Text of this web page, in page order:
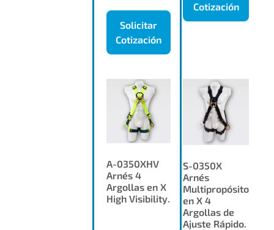
Solicitar
Cotización
Cotización
A-0350XHV
Arnés 4
Argollas en X
High Visibility.
S-0350X
Arnés
Multipropósito
en X 4
Argollas de
Ajuste Rápido.